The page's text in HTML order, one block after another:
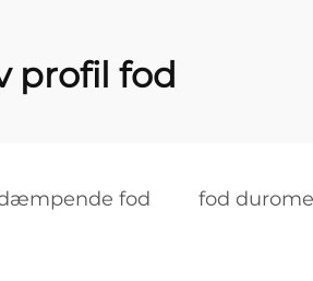
profil fod
fod fod